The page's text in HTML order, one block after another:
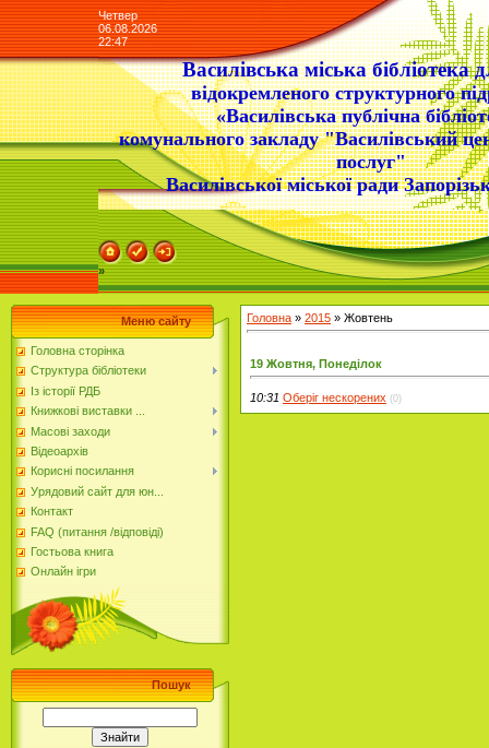
Четвер
06.08.2026
22:47
Василівська міська бібліотека
відокремленого структурного
«Василівська публічна
комунального закладу "Василівський
послуг"
Василівської міської ради
»
Меню сайту
Головна сторінка
Структура бібліотеки
Із історії РДБ
Книжкові виставки ...
Масові заходи
Відеоархів
Корисні посилання
Урядовий сайт для юн...
Контакт
FAQ (питання /відповіді)
Гостьова книга
Онлайн ігри
Пошук
Головна » 2015 » Жовтень
19 Жовтня, Понеділок
10:31 Оберіг нескорених (0)